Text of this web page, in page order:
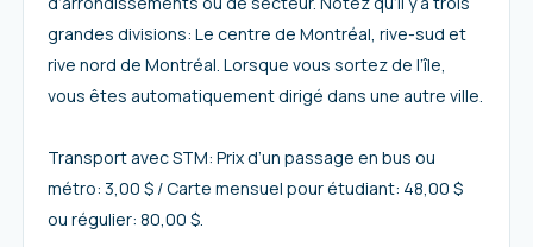
grandes divisions: Le centre de Montréal, rive-sud et
rive nord de Montréal. Lorsque vous sortez de l’île,
vous êtes automatiquement dirigé dans une autre ville.
Transport avec STM: Prix d’un passage en bus ou
métro: 3,00 $ / Carte mensuel pour étudiant: 48,00 $
ou régulier: 80,00 $.